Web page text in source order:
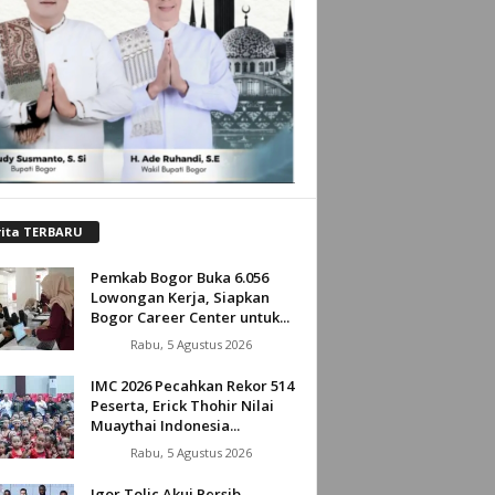
TERBARU
Pemkab Bogor Buka 6.056
Lowongan Kerja, Siapkan
Bogor Career Center untuk...
Rabu, 5 Agustus 2026
IMC 2026 Pecahkan Rekor 514
Peserta, Erick Thohir Nilai
Muaythai Indonesia...
Rabu, 5 Agustus 2026